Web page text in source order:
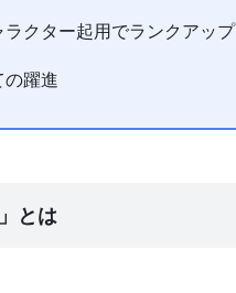
クター起用でランクアップ
の躍進
とは